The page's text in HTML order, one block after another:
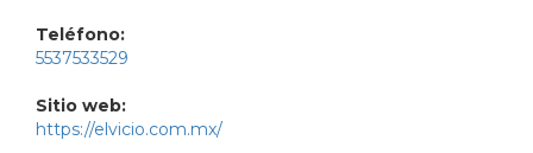
Teléfono:
5537533529
Sitio web:
https://elvicio.com.mx/